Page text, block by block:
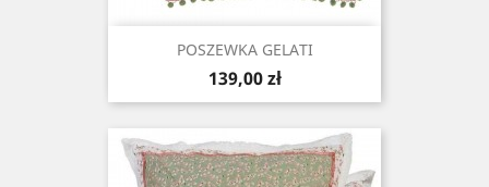
POSZEWKA GELATI
Cena
139,00 zł